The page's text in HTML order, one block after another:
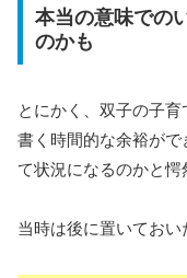
本当の意味での
のかも
とにかく、双子の子
書く時間的な余裕が
て状況になるのかと愕
当時は後に置いておい